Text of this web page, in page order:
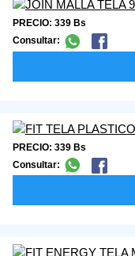
PRECIO: 339 Bs
Consultar:
PRECIO: 339 Bs
Consultar: